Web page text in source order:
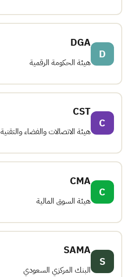
D
DGA
هيئة الحكومة الرقمية
C
CST
هيئة الاتصالات والفضاء والتقنية
C
CMA
هيئة السوق المالية
S
SAMA
البنك المركزي السعودي